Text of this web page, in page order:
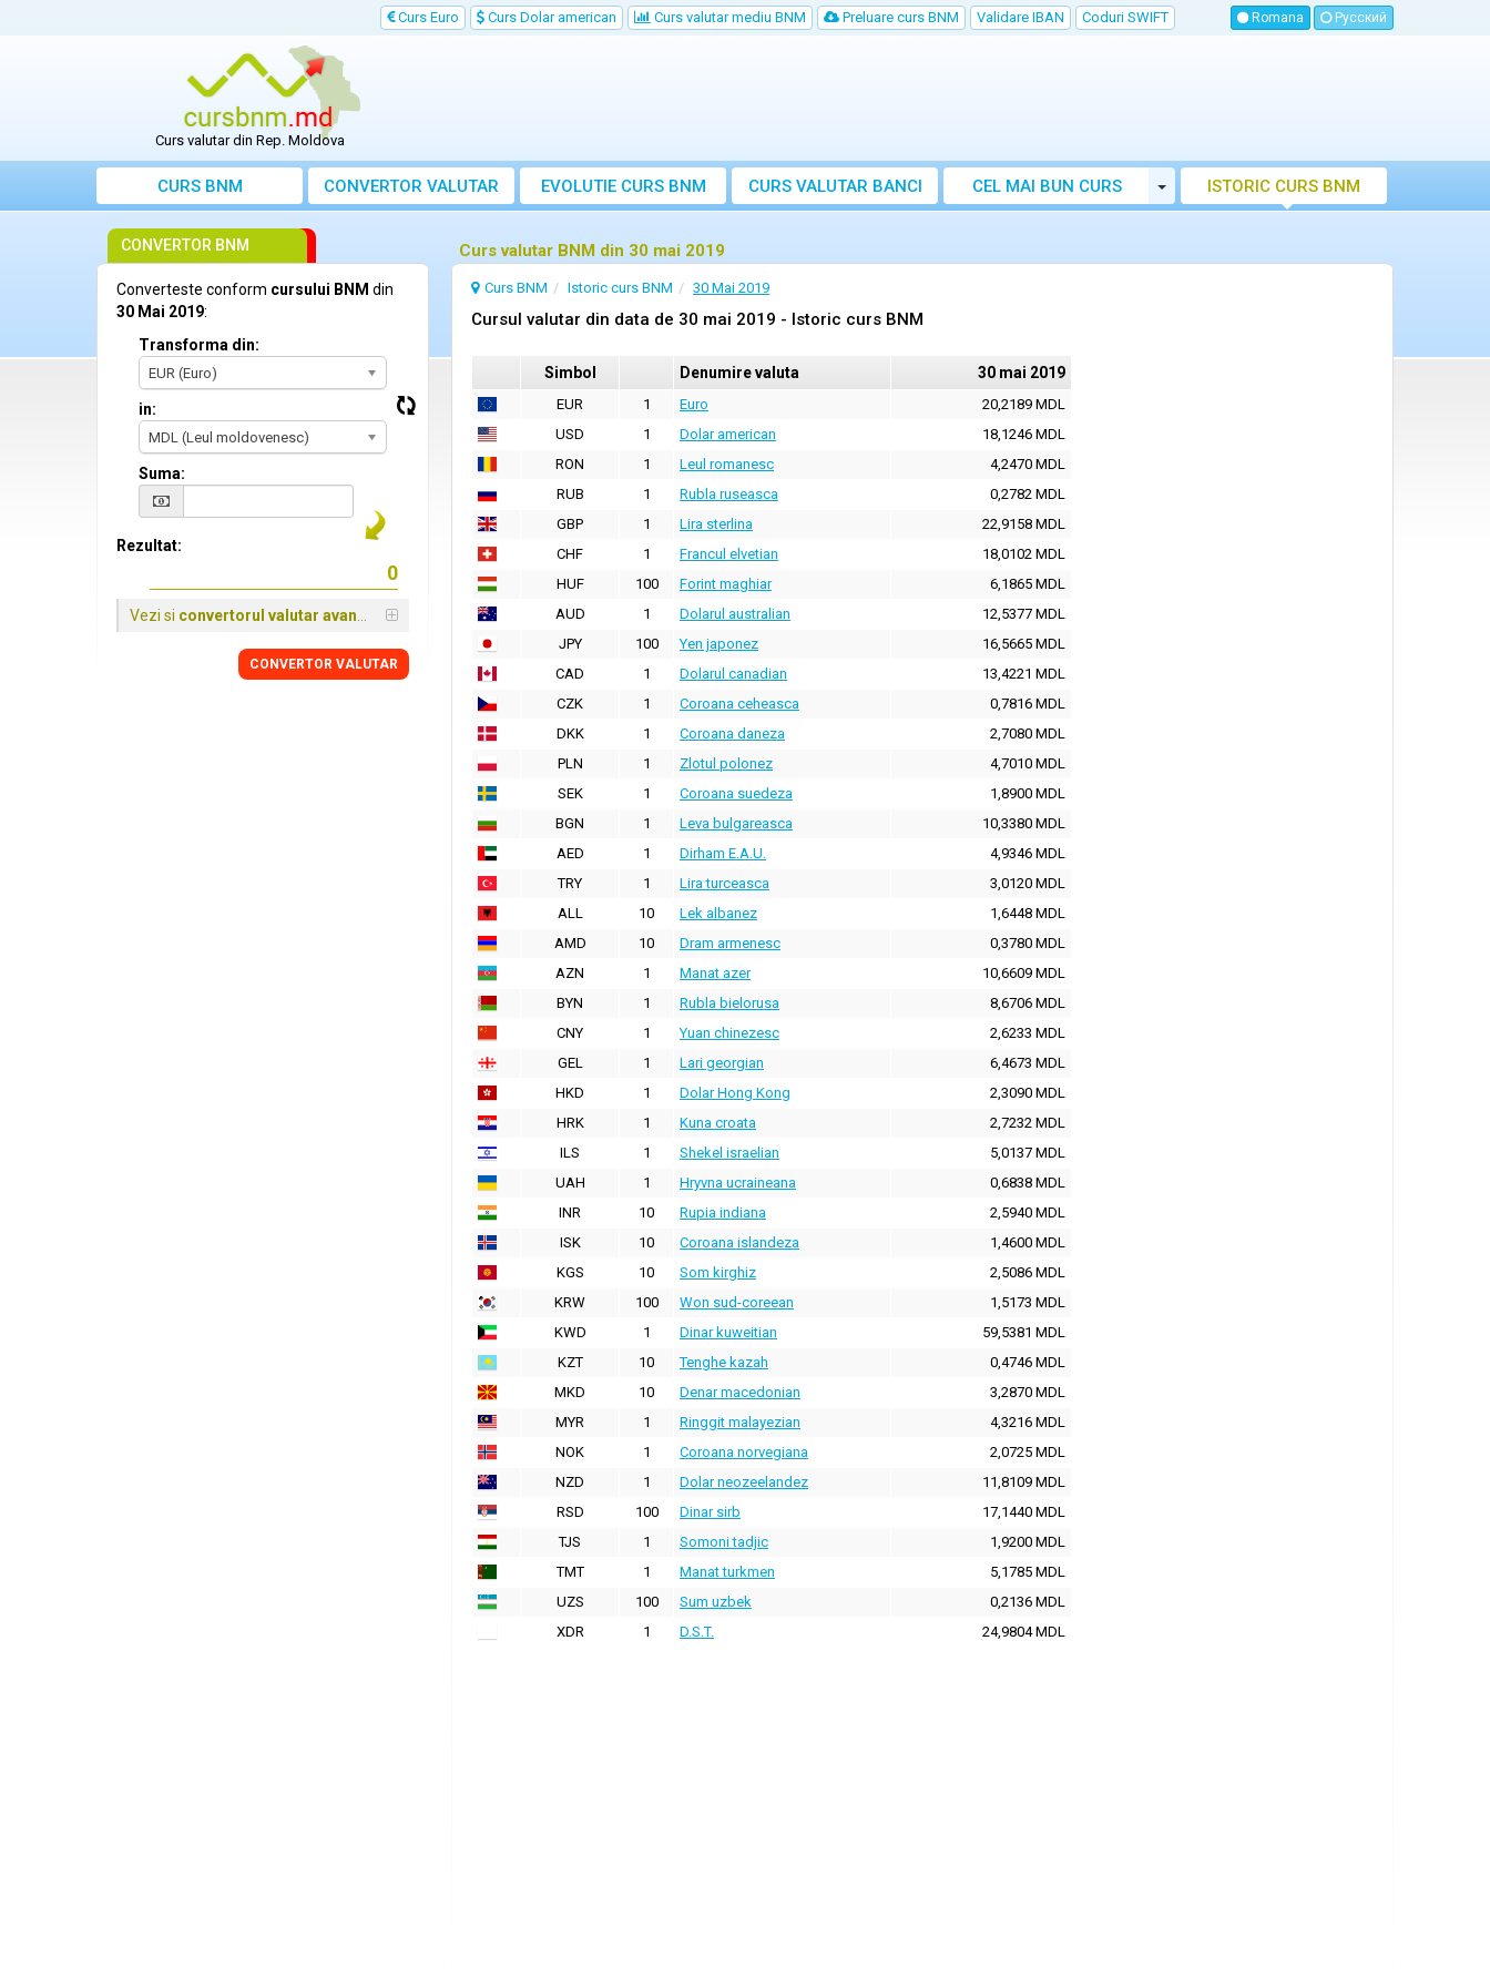
Curs Euro Curs Dolar american Curs valutar mediu BNM Preluare curs BNM Validare IBAN Coduri SWIFT Romana Русский
Curs valutar din Rep. Moldova
CURS BNM CONVERTOR VALUTAR EVOLUTIE CURS BNM CURS VALUTAR BANCI
CEL MAI BUN CURS
VALUTAR MOLDOVA
Toggle Dropdown
ISTORIC CURS BNM
Curs valutar BNM din 30 mai 2019
Curs BNM Istoric curs BNM 30 Mai 2019
Cursul valutar din data de 30 mai 2019 - Istoric curs BNM
Simbol Denumire valuta 30 mai 2019
EUR 1 Euro
20,2189 MDL
USD
1 Dolar american
18,1246 MDL
RON
1 Leul romanesc
4,2470 MDL
RUB
1 Rubla ruseasca
0,2782 MDL
GBP
1 Lira sterlina
22,9158 MDL
CHF
1 Francul elvetian
18,0102 MDL
HUF
100 Forint maghiar
6,1865 MDL
AUD
1 Dolarul australian
12,5377 MDL
JPY
100 Yen japonez
16,5665 MDL
CAD
1 Dolarul canadian
13,4221 MDL
CZK
1 Coroana ceheasca
0,7816 MDL
DKK
1 Coroana daneza
2,7080 MDL
PLN
1 Zlotul polonez
4,7010 MDL
SEK
1 Coroana suedeza
1,8900 MDL
BGN
1 Leva bulgareasca
10,3380 MDL
AED
1 Dirham E.A.U.
4,9346 MDL
TRY
1 Lira turceasca
3,0120 MDL
ALL
10 Lek albanez
1,6448 MDL
AMD
10 Dram armenesc
0,3780 MDL
AZN
1 Manat azer
10,6609 MDL
BYN
1 Rubla bielorusa
8,6706 MDL
CNY
1 Yuan chinezesc
2,6233 MDL
GEL
1 Lari georgian
6,4673 MDL
HKD
1 Dolar Hong Kong
2,3090 MDL
HRK
1 Kuna croata
2,7232 MDL
ILS
1 Shekel israelian
5,0137 MDL
UAH
1 Hryvna ucraineana
0,6838 MDL
INR
10 Rupia indiana
2,5940 MDL
ISK
10 Coroana islandeza
1,4600 MDL
KGS
10 Som kirghiz
2,5086 MDL
KRW
100 Won sud-coreean
1,5173 MDL
KWD
1 Dinar kuweitian
59,5381 MDL
KZT
10 Tenghe kazah
0,4746 MDL
MKD
10 Denar macedonian
3,2870 MDL
MYR
1 Ringgit malayezian
4,3216 MDL
NOK
1 Coroana norvegiana
2,0725 MDL
NZD
1 Dolar neozeelandez
11,8109 MDL
RSD
100 Dinar sirb
17,1440 MDL
TJS
1 Somoni tadjic
1,9200 MDL
TMT
1 Manat turkmen
5,1785 MDL
UZS
100 Sum uzbek
0,2136 MDL
XDR
1 D.S.T. 24,9804 MDL
CONVERTOR BNM
Converteste conform cursului BNM din
30 Mai 2019:
Transforma din:
EUR (Euro)
in:
MDL (Leul moldovenesc)
Suma:
Rezultat:
Vezi si convertorul valutar avansat
CONVERTOR VALUTAR